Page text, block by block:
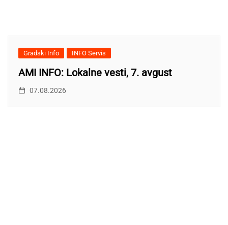
Gradski Info INFO Servis
AMI INFO: Lokalne vesti, 7. avgust
07.08.2026